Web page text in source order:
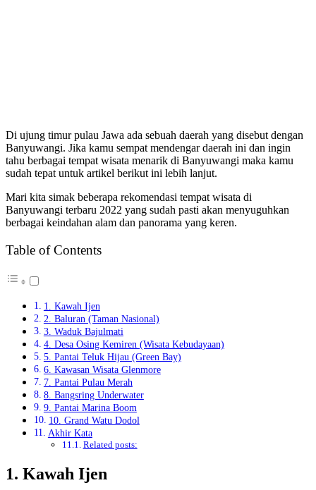
Di ujung timur pulau Jawa ada sebuah daerah yang disebut dengan
Banyuwangi. Jika kamu sempat mendengar daerah ini dan ingin
tahu berbagai tempat wisata menarik di Banyuwangi maka kamu
sudah tepat untuk artikel berikut ini lebih lanjut.
Mari kita simak beberapa rekomendasi tempat wisata di
Banyuwangi terbaru 2022 yang sudah pasti akan menyuguhkan
berbagai keindahan alam dan panorama yang keren.
Table of Contents
1. Kawah Ijen
2. Baluran (Taman Nasional)
3. Waduk Bajulmati
4. Desa Osing Kemiren (Wisata Kebudayaan)
5. Pantai Teluk Hijau (Green Bay)
6. Kawasan Wisata Glenmore
7. Pantai Pulau Merah
8. Bangsring Underwater
9. Pantai Marina Boom
10. Grand Watu Dodol
Akhir Kata
Related posts:
1. Kawah Ijen